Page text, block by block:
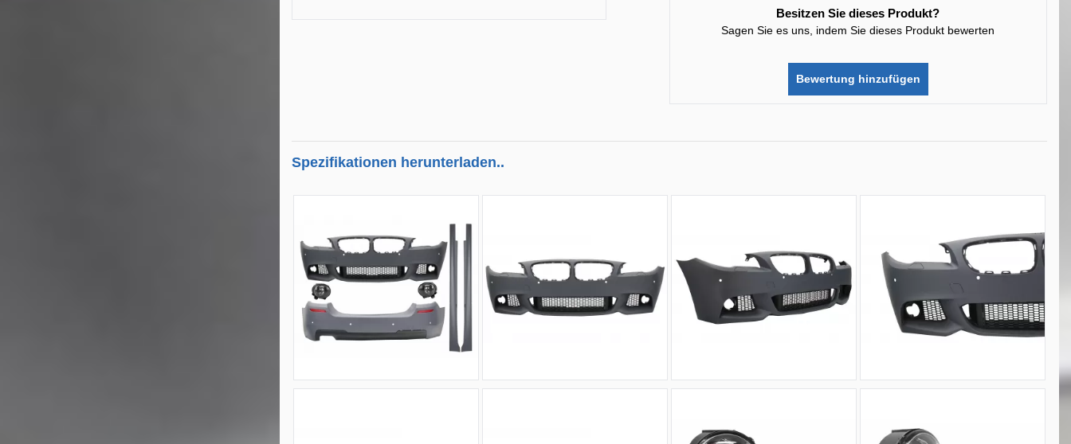
Besitzen Sie dieses Produkt?
Sagen Sie es uns, indem Sie dieses Produkt bewerten
Bewertung hinzufügen
Spezifikationen herunterladen..